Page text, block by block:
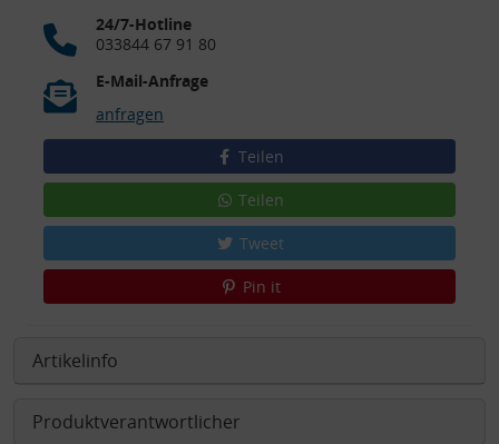
24/7-Hotline
033844 67 91 80
E-Mail-Anfrage
anfragen
Teilen
Teilen
Tweet
Pin it
Artikelinfo
Produktverantwortlicher